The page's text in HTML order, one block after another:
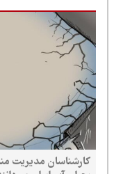
کارشناسان مدیریت